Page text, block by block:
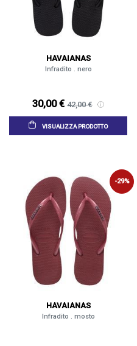
HAVAIANAS
Infradito . nero
30,00 € 42,00 €
VISUALIZZA PRODOTTO
-29%
HAVAIANAS
Infradito . mosto